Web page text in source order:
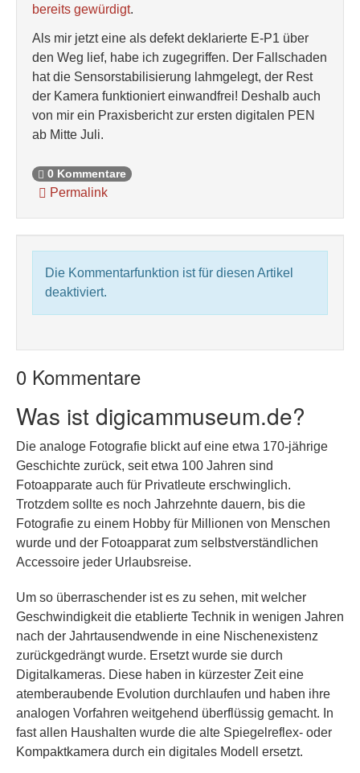
bereits gewürdigt.
Als mir jetzt eine als defekt deklarierte E-P1 über
den Weg lief, habe ich zugegriffen. Der Fallschaden
hat die Sensorstabilisierung lahmgelegt, der Rest
der Kamera funktioniert einwandfrei! Deshalb auch
von mir ein Praxisbericht zur ersten digitalen PEN
ab Mitte Juli.
0 Kommentare
Permalink
Die Kommentarfunktion ist für diesen Artikel
deaktiviert.
0 Kommentare
Was ist digicammuseum.de?
Die analoge Fotografie blickt auf eine etwa 170-jährige
Geschichte zurück, seit etwa 100 Jahren sind
Fotoapparate auch für Privatleute erschwinglich.
Trotzdem sollte es noch Jahrzehnte dauern, bis die
Fotografie zu einem Hobby für Millionen von Menschen
wurde und der Fotoapparat zum selbstverständlichen
Accessoire jeder Urlaubsreise.
Um so überraschender ist es zu sehen, mit welcher
Geschwindigkeit die etablierte Technik in wenigen Jahren
nach der Jahrtausendwende in eine Nischenexistenz
zurückgedrängt wurde. Ersetzt wurde sie durch
Digitalkameras. Diese haben in kürzester Zeit eine
atemberaubende Evolution durchlaufen und haben ihre
analogen Vorfahren weitgehend überflüssig gemacht. In
fast allen Haushalten wurde die alte Spiegelreflex- oder
Kompaktkamera durch ein digitales Modell ersetzt.